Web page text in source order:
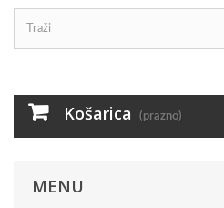
Košarica (prazno)
MENU